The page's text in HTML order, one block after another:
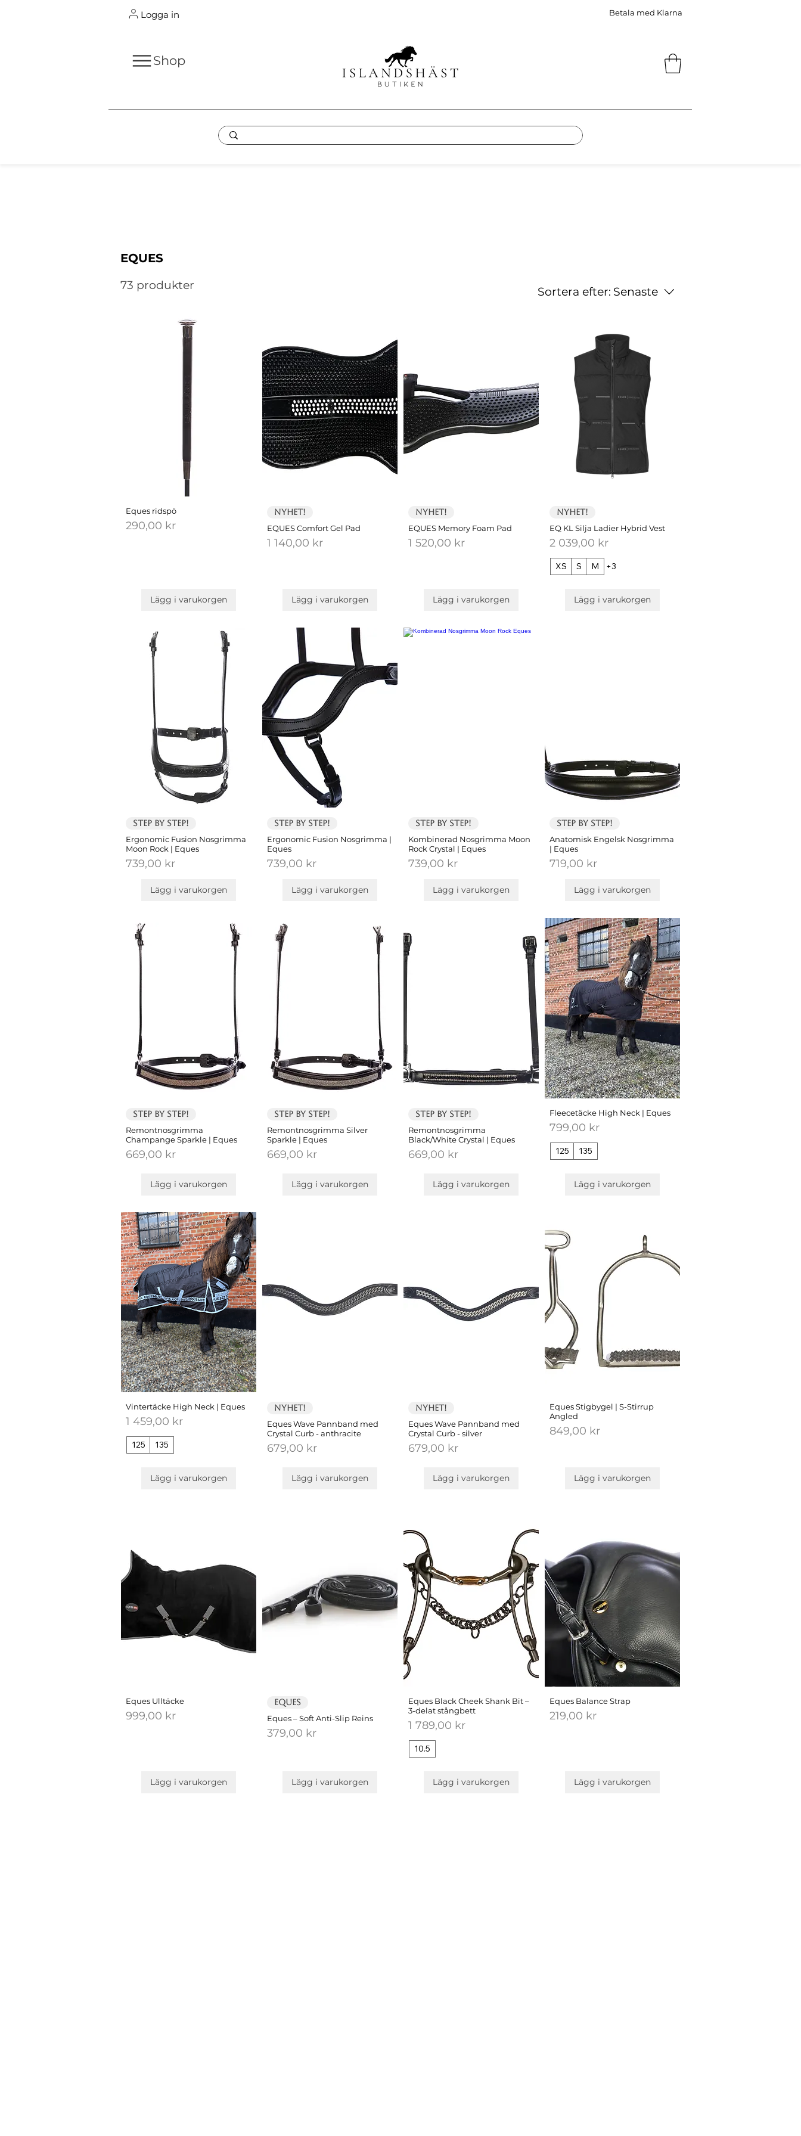
Logga in Betala med Klarna
Shop
EQUES
73 produkter Sortera efter: Senaste
Eques ridspö
Pris
290,00 kr
Lägg i varukorgen
Nyhet!
EQUES Comfort Gel Pad
Pris
1 140,00 kr
Lägg i varukorgen
Nyhet!
EQUES Memory Foam Pad
Pris
1 520,00 kr
Lägg i varukorgen
Nyhet!
EQ KL Silja Ladier Hybrid Vest
Pris
2 039,00 kr
XS S M +3
Lägg i varukorgen
Step by Step!
Ergonomic Fusion Nosgrimma
Moon Rock | Eques
Pris
739,00 kr
Lägg i varukorgen
Step by Step!
Ergonomic Fusion Nosgrimma |
Eques
Pris
739,00 kr
Lägg i varukorgen
Step by Step!
Kombinerad Nosgrimma Moon
Rock Crystal | Eques
Pris
739,00 kr
Lägg i varukorgen
Step by Step!
Anatomisk Engelsk Nosgrimma
| Eques
Pris
719,00 kr
Lägg i varukorgen
Step by Step!
Remontnosgrimma
Champange Sparkle | Eques
Pris
669,00 kr
Lägg i varukorgen
Step by Step!
Remontnosgrimma Silver
Sparkle | Eques
Pris
669,00 kr
Lägg i varukorgen
Step by Step!
Remontnosgrimma
Black/White Crystal | Eques
Pris
669,00 kr
Lägg i varukorgen
Fleecetäcke High Neck | Eques
Pris
799,00 kr
125 135
Lägg i varukorgen
Vintertäcke High Neck | Eques
Pris
1 459,00 kr
125 135
Lägg i varukorgen
Nyhet!
Eques Wave Pannband med
Crystal Curb - anthracite
Pris
679,00 kr
Lägg i varukorgen
Nyhet!
Eques Wave Pannband med
Crystal Curb - silver
Pris
679,00 kr
Lägg i varukorgen
Eques Stigbygel | S-Stirrup
Angled
Pris
849,00 kr
Lägg i varukorgen
Eques Ulltäcke
Pris
999,00 kr
Lägg i varukorgen
EQUES
Eques – Soft Anti-Slip Reins
Pris
379,00 kr
Lägg i varukorgen
Eques Black Cheek Shank Bit –
3-delat stångbett
Pris
1 789,00 kr
10.5
Lägg i varukorgen
Eques Balance Strap
Pris
219,00 kr
Lägg i varukorgen